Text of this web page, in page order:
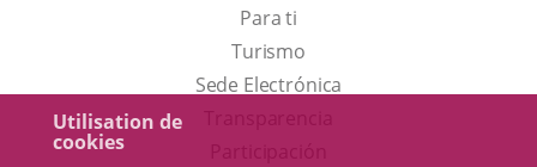
Utilisation de
cookies
Para ti
TurismoEste
enlace
Sede Electrónica